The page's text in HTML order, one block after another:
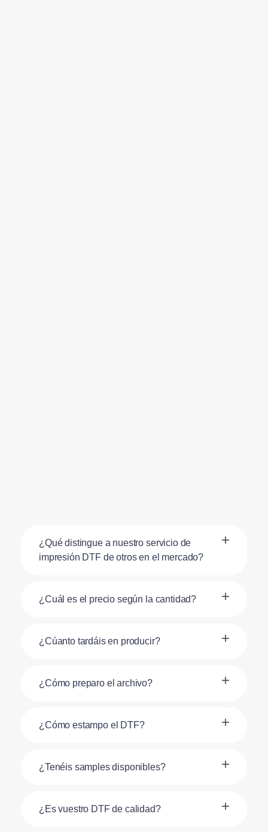
¿Qué distingue a nuestro servicio de
impresión DTF de otros en el mercado?
¿Cuál es el precio según la cantidad?
¿Cúanto tardáis en producir?
¿Cómo preparo el archivo?
¿Cómo estampo el DTF?
¿Tenéis samples disponibles?
¿Es vuestro DTF de calidad?